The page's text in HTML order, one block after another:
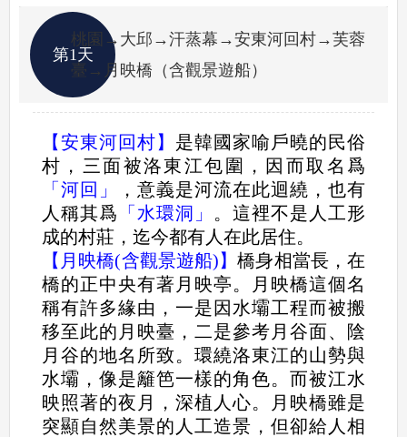
第1天
桃園→大邱→汗蒸幕→安東河回村→芙蓉
臺→月映橋（含觀景遊船）
【安東河回村】 是韓國家喻戶曉的民俗
村，三面被洛東江包圍，因而取名爲
「河回」
，意義是河流在此迴繞，也有
人稱其爲 「水環洞」 。這裡不是人工形
成的村莊，迄今都有人在此居住。
【月映橋(含觀景遊船)】橋身相當長，在
橋的正中央有著月映亭。月映橋這個名
稱有許多緣由，一是因水壩工程而被搬
移至此的月映臺，二是參考月谷面、陰
月谷的地名所致。環繞洛東江的山勢與
水壩，像是籬笆一樣的角色。而被江水
映照著的夜月，深植人心。月映橋雖是
突顯自然美景的人工造景，但卻給人相